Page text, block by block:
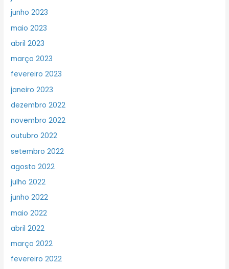
junho 2023
maio 2023
abril 2023
março 2023
fevereiro 2023
janeiro 2023
dezembro 2022
novembro 2022
outubro 2022
setembro 2022
agosto 2022
julho 2022
junho 2022
maio 2022
abril 2022
março 2022
fevereiro 2022